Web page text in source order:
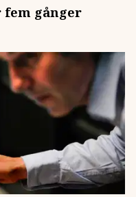
fem gånger